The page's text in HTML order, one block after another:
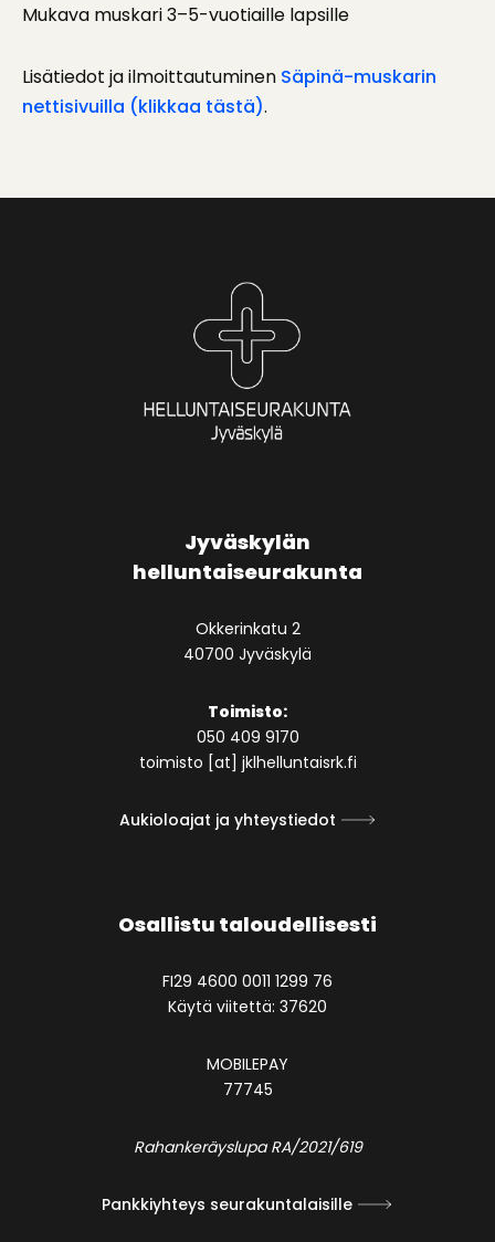
Mukava muskari 3–5-vuotiaille lapsille
Lisätiedot ja ilmoittautuminen Säpinä-muskarin
nettisivuilla (klikkaa tästä).
Jyväskylän
helluntaiseurakunta
Okkerinkatu 2
40700 Jyväskylä
Toimisto:
050 409 9170
toimisto [at] jklhelluntaisrk.fi
Aukioloajat ja yhteystiedot
Osallistu taloudellisesti
FI29 4600 0011 1299 76
Käytä viitettä: 37620
MOBILEPAY
77745
Rahankeräyslupa RA/2021/619
Pankkiyhteys seurakuntalaisille